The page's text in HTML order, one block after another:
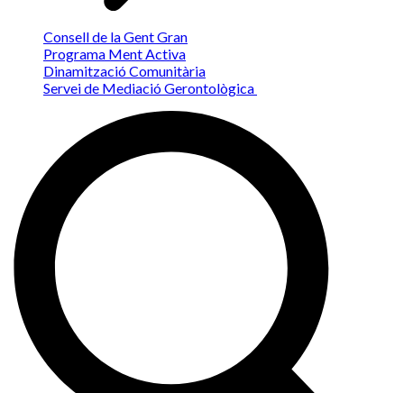
Consell de la Gent Gran
Programa Ment Activa
Dinamització Comunitària
Servei de Mediació Gerontològica